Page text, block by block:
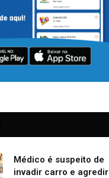
Médico é suspeito de
invadir carro e agredir